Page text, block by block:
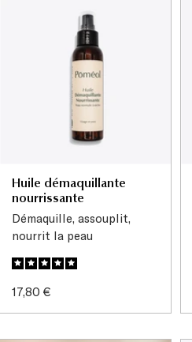
Huile démaquillante
nourrissante
Démaquille, assouplit,
nourrit la peau
Prix
17,80 €